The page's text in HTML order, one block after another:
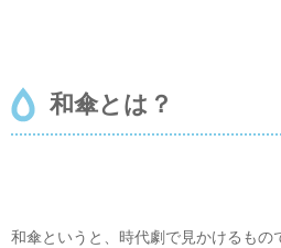
和傘とは？
和傘というと、時代劇で見かけるも